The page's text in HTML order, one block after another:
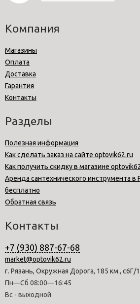
Компания
Магазины
Оплата
Доставка
Гарантия
Контакты
Разделы
Полезная информация
Как сделать заказ на сайте optovik62.ru
Как получить скидку в магазине
Аренда сантехнического инструмента в
бесплатно
Обратная связь
Контакты
+7 (930) 887-67-68
market@optovik62.ru
г. Рязань, Окружная Дорога, 185 км., с6Г/1
Пн—Сб 08:00—16:45
Вс - выходной